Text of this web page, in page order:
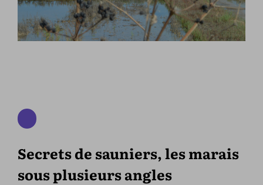
Secrets de sauniers, les marais
sous plusieurs angles